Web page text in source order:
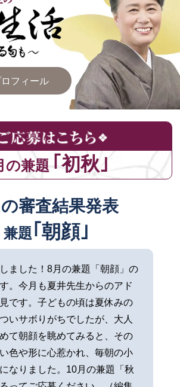
フィール
の兼題 ｢初秋｣
審査結果発表
兼題｢朝顔｣
ました！8月の兼題「朝顔」の
。今月も夏井先生からのアド
です。子どもの頃は夏休みの
いサボりがちでしたが、大人
て朝顔を眺めてみると、その
色や形に心惹かれ、毎朝の小
なりました。10月の兼題「秋